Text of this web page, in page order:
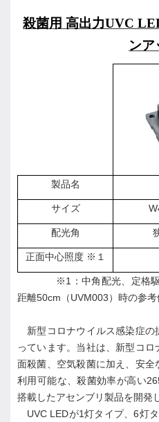
殺菌用 高出力UVC
ンア
製品名
サイズ
配光角
正面中心照度 ※１
※1：中角配光、定格
距離50cm（UVM003）時の参考
新型コロナウイルス感染症の
っています。当社は、新型コ
面殺菌、空気殺菌に加え、安
利用可能な、殺菌効率が高い
搭載したアセンブリ製品を開発
UVC LEDが1灯タイプ、6灯